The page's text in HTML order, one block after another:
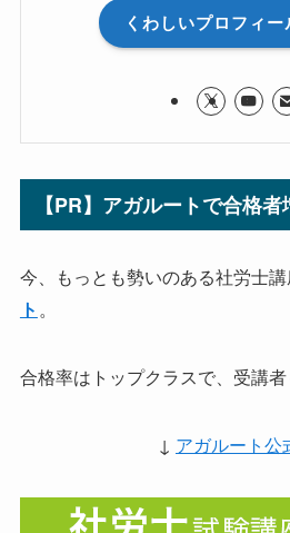
くわしいプロフィ
【PR】アガルートで合格者
今、もっとも勢いのある社労士
ト 。
合格率はトップクラスで、受講者
↓ アガルート公